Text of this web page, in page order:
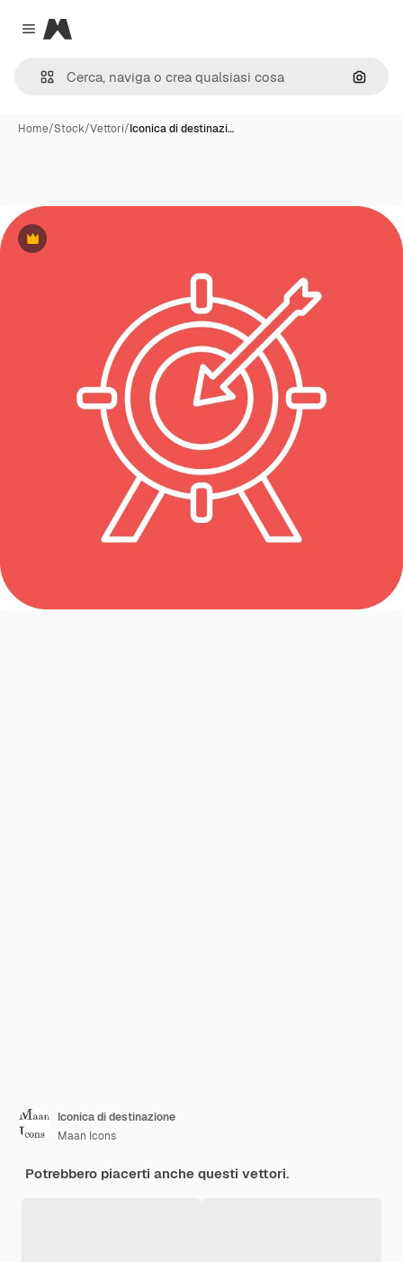
Close menu
Magnific
Cerca
Home/Stock/Vettori/Iconica di destinazi…
Premium
Iconica di destinazione
Maan Icons
Potrebbero piacerti anche questi vettori.